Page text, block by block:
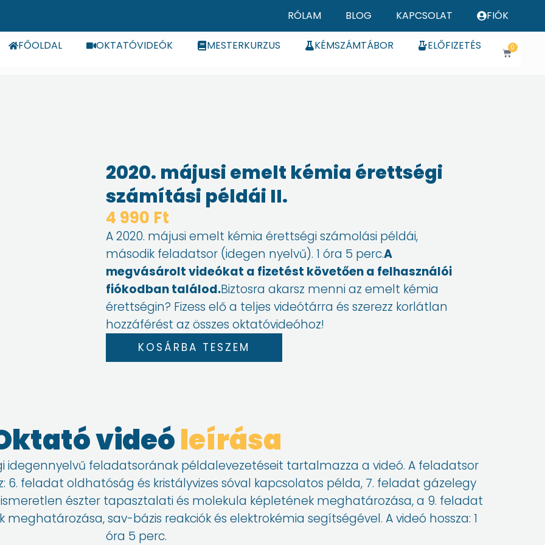
RÓLAM BLOG KAPCSOLAT FIÓK
FŐOLDAL OKTATÓVIDEÓK MESTERKURZUS KÉMSZÁMTÁBOR ELŐFIZETÉS 0
Kosár
2020. májusi emelt kémia érettségi
számítási példái II.
4 990 Ft
A 2020. májusi emelt kémia érettségi számolási példái,
második feladatsor (idegen nyelvű). 1 óra 5 perc.A
megvásárolt videókat a fizetést követően a felhasználói
fiókodban találod.Biztosra akarsz menni az emelt kémia
érettségin? Fizess elő a teljes videótárra és szerezz korlátlan
hozzáférést az összes oktatóvideóhoz!
példái
mennyiség
KOSÁRBA TESZEM
videóleírása
idegennyelvű feladatsorának példalevezetéseit tartalmazza a videó. A feladatsor
feladat oldhatóság és kristályvizes sóval kapcsolatos példa, 7. feladat gázelegy
észter tapasztalati és molekula képletének meghatározása, a 9. feladat
sav-bázis reakciók és elektrokémia segítségével. A videó hossza: 1
óra 5 perc.